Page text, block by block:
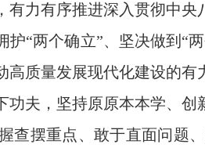
力有序推进深入贯彻中
两个确立”、坚决做到“
质量发展现代化建设的有
，坚持原原本本学、创
查摆重点、敢于直面问题